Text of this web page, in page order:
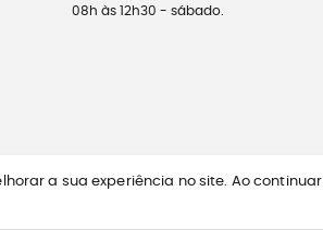
08h às 12h30 - sábado.
a sua experiência no site. Ao continuar